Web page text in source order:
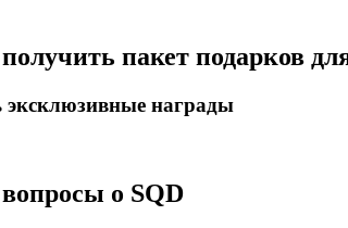
пакет подарков
эксклюзивные награды
о SQD